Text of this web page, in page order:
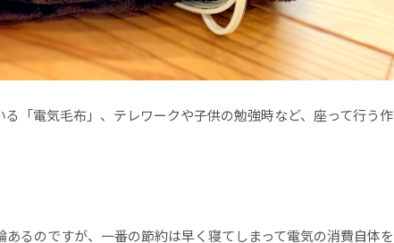
「電気毛布」、テレワークや子供の勉強時など、座って行う作
るのですが、一番の節約は早く寝てしまって電気の消費自体を